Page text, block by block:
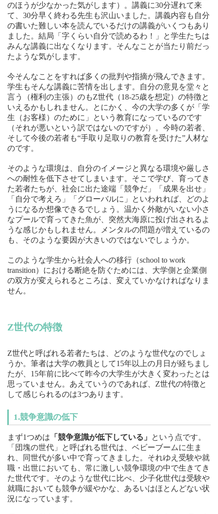
のほうが少なかった気がします）。講義に30分遅れて来
て、30分早く終わる先生も沢山いました。講義内容も自分
の書いた難しい本を読んでいるだけの講義がいくつもあり
ました。結局「字くらい自分で読めるわ！」と学生たちは
みんな講義に出なくなります。そんなことが当たり前だっ
たような気がします。
今そんなことをすれば多くの批判や指摘が飛んできます。
学生もそんな講義に苦情を出します。自分の意見を堂々と
言う（権利の主張）のもZ世代（18-25歳を想定）の特徴と
いえるかもしれません。とにかく、今の大学の多くが「学
生（お客様）のために」という教育になっているのです
（それが悪いという訳ではないのですが）。今時の若者、
そして今後の若者も“手取り足取りの教育を受けた”人材な
のです。
そのような環境は、自分のイメージと異なる環境や厳しさ
への耐性を低下させてしまいます。そこで学び、育ってき
た若者たちが、社会に出た途端「競争だ」「成果を出せ」
「自分で考えろ」「グローバルに」といわれれば、どのよ
うになるか想像できるでしょう。温かく外敵がいない小さ
なプールで育ってきた魚が、突然大海原に投げ出されるよ
うな感じかもしれません。メンタルの問題が増えているの
も、そのような要因が大きいのではないでしょうか。
このような学生から社会人への移行（school to work
transition）における断絶を防ぐためには、大学側と企業側
の双方が変えられるところは、変えていかなければなりま
せん。
Z世代の特徴
Z世代と呼ばれる若者たちは、どのような世代なのでしょ
うか。筆者は大学の教員として15年以上の月日が経ちまし
たが、15年前に比べて昨今の大学生が大きく変わったとは
思っていません。あえていうのであれば、Z世代の特徴と
して感じられるのは3つあります。
1.競争意識の低下
まず1つめは 「競争意識が低下している」
という点です。
「団塊の世代」と呼ばれる世代は、ベビーブームに生ま
れ、同世代が多い中で育ってきました。それゆえ受験や就
職・出世においても、常に激しい競争環境の中で生きてき
た世代です。そのような世代に比べ、少子化世代は受験や
就職においても競争が緩やかな、あるいはほとんどない状
況になっています。